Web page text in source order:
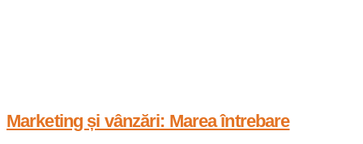
Marketing și vânzări: Marea întrebare